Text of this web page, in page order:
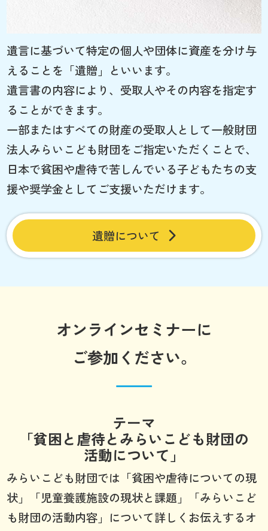
遺言に基づいて特定の個人や団体に資産を分け与
えることを「遺贈」といいます。
遺言書の内容により、受取人やその内容を指定す
ることができます。
一部またはすべての財産の受取人として一般財団
法人みらいこども財団をご指定いただくことで、
日本で貧困や虐待で苦しんでいる子どもたちの支
援や奨学金としてご支援いただけます。
遺贈について
オンラインセミナーに
ご参加ください。
テーマ
「貧困と虐待とみらいこども財団の
活動について」
みらいこども財団では「貧困や虐待についての現
状」「児童養護施設の現状と課題」「みらいこど
も財団の活動内容」について詳しくお伝えするオ